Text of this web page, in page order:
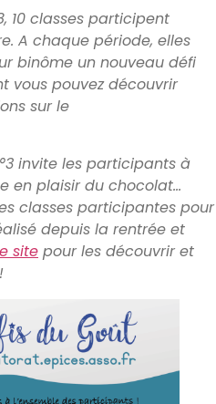
10 classes participent
A chaque période, elles
binôme un nouveau défi
vous pouvez découvrir
sur le
invite les participants à
en plaisir du chocolat…
classes participantes pour
depuis la rentrée et
site pour les découvrir et